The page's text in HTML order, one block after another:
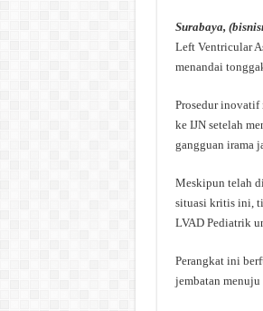
Surabaya,
Left Ventricular
menandai
Prosedur
ke IJN setelah
gangguan irama
Meskipun telah
situasi kritis ini,
LVAD Pediatrik
Perangkat ini
jembatan